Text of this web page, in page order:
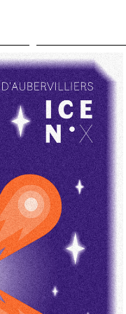
contenu
principal